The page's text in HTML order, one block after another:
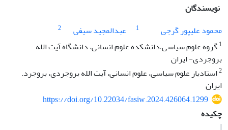
نویسندگان
محمود علیپور گرجی
1 عبدالمجید سیفی
2
1گروه علوم سیاسی،دانشکده علوم انسانی، دانشگاه آیت الله
بروجردی- ایران
2استادیار علوم سیاسی، علوم انسانی، آیت الله بروجردی، بروجرد.
ایران
https://doi.org/10.22034/fasiw.2024.426064.1299
چکیده